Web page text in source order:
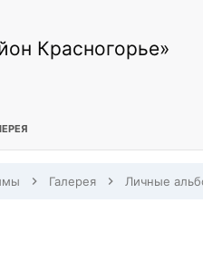
Красногорье»
Галерея Личные